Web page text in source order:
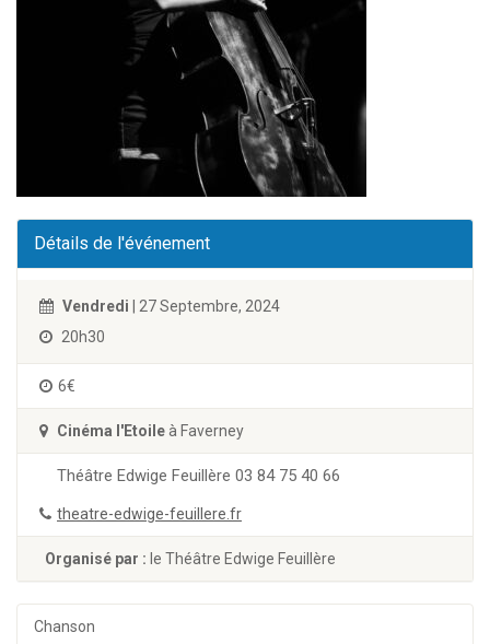
Détails de l'événement
Vendredi | 27 Septembre, 2024
20h30
6€
Cinéma l'Etoileà Faverney
Théâtre Edwige Feuillère 03 84 75 40 66
theatre-edwige-feuillere.fr
Organisé par : le Théâtre Edwige Feuillère
Chanson